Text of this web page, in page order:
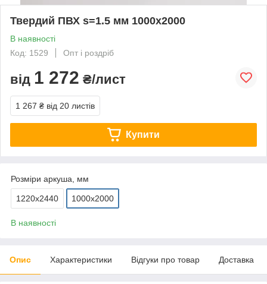
Твердий ПВХ s=1.5 мм 1000х2000
В наявності
Код: 1529
Опт і роздріб
від 1 272 ₴/лист
1 267 ₴ від 20 листів
Купити
Розміри аркуша, мм
1220х2440 1000х2000
В наявності
Опис Характеристики Відгуки про товар Доставка